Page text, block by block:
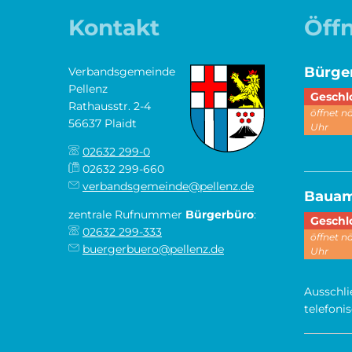
Kontakt
Verbandsgemeinde
Pellenz
Rathausstr. 2-4
56637 Plaidt
02632 299-0
02632 299-660
verbandsgemeinde@pellenz.de
zentrale Rufnummer Bürgerbüro:
02632 299-333
buergerbuero@pellenz.de
öffnet
Uhr
öffnet
Uhr